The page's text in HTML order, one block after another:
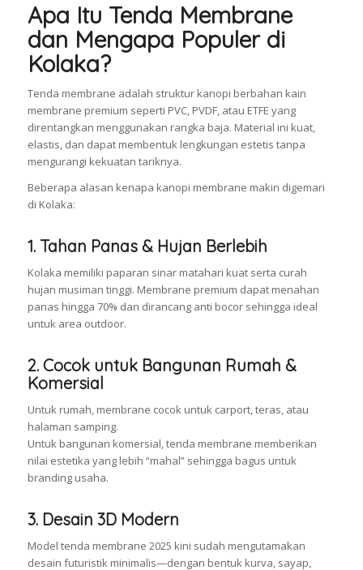
Apa Itu Tenda Membrane
dan Mengapa Populer di
Kolaka?
Tenda membrane adalah struktur kanopi berbahan kain
membrane premium seperti PVC, PVDF, atau ETFE yang
direntangkan menggunakan rangka baja. Material ini kuat,
elastis, dan dapat membentuk lengkungan estetis tanpa
mengurangi kekuatan tariknya.
Beberapa alasan kenapa kanopi membrane makin digemari
di Kolaka:
1. Tahan Panas & Hujan Berlebih
Kolaka memiliki paparan sinar matahari kuat serta curah
hujan musiman tinggi. Membrane premium dapat menahan
panas hingga 70% dan dirancang anti bocor sehingga ideal
untuk area outdoor.
2. Cocok untuk Bangunan Rumah &
Komersial
Untuk rumah, membrane cocok untuk carport, teras, atau
halaman samping.
Untuk bangunan komersial, tenda membrane memberikan
nilai estetika yang lebih “mahal” sehingga bagus untuk
branding usaha.
3. Desain 3D Modern
Model tenda membrane 2025 kini sudah mengutamakan
desain futuristik minimalis—dengan bentuk kurva, sayap,